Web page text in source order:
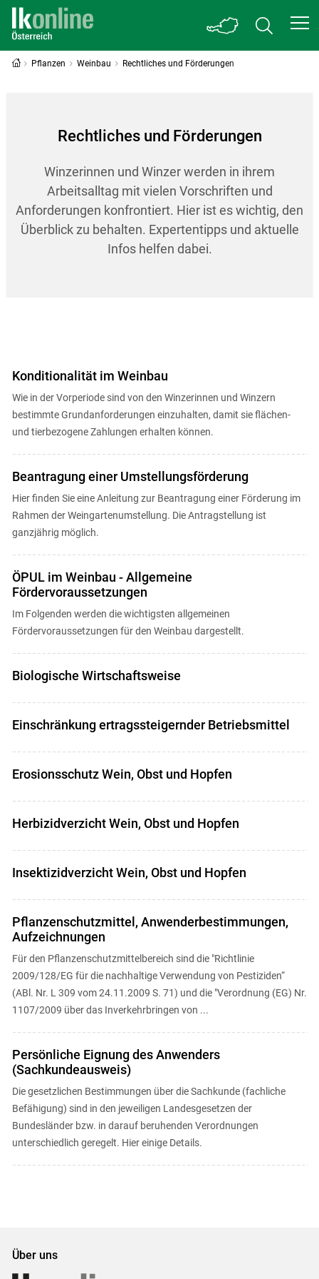
Skip to main content
Pflanzen Weinbau Rechtliches und Förderungen
Rechtliches und Förderungen
Winzerinnen und Winzer werden in ihrem
Arbeitsalltag mit vielen Vorschriften und
Anforderungen konfrontiert. Hier ist es wichtig, den
Überblick zu behalten. Expertentipps und aktuelle
Infos helfen dabei.
Konditionalität im Weinbau
Wie in der Vorperiode sind von den Winzerinnen und Winzern
bestimmte Grundanforderungen einzuhalten, damit sie flächen-
und tierbezogene Zahlungen erhalten können.
Beantragung einer Umstellungsförderung
Hier finden Sie eine Anleitung zur Beantragung einer Förderung im
Rahmen der Weingartenumstellung. Die Antragstellung ist
ganzjährig möglich.
ÖPUL im Weinbau - Allgemeine
Fördervoraussetzungen
Im Folgenden werden die wichtigsten allgemeinen
Fördervoraussetzungen für den Weinbau dargestellt.
Biologische Wirtschaftsweise
Einschränkung ertragssteigernder Betriebsmittel
Erosionsschutz Wein, Obst und Hopfen
Herbizidverzicht Wein, Obst und Hopfen
Insektizidverzicht Wein, Obst und Hopfen
Pflanzenschutzmittel, Anwenderbestimmungen,
Aufzeichnungen
Für den Pflanzenschutzmittelbereich sind die "Richtlinie
2009/128/EG für die nachhaltige Verwendung von Pestiziden“
(ABl. Nr. L 309 vom 24.11.2009 S. 71) und die "Verordnung (EG) Nr.
1107/2009 über das Inverkehrbringen von ...
Persönliche Eignung des Anwenders
(Sachkundeausweis)
Die gesetzlichen Bestimmungen über die Sachkunde (fachliche
Befähigung) sind in den jeweiligen Landesgesetzen der
Bundesländer bzw. in darauf beruhenden Verordnungen
unterschiedlich geregelt. Hier einige Details.
Über uns